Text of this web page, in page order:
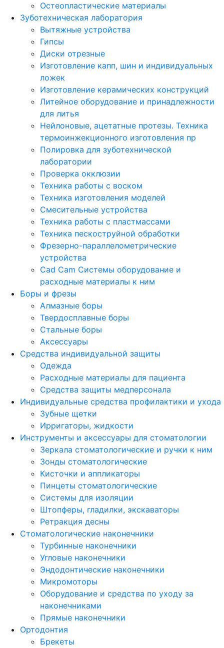
Остеопластические материалы
Зуботехническая лаборатория
Вытяжные устройства
Гипсы
Диски отрезные
Изготовление капп, шин и индивидуальных
ложек
Изготовление керамических конструкций
Литейное оборудование и принадлежности
для литья
Нейлоновые, ацетатные протезы. Техника
термоинжекционного изготовления пр
Полировка для зуботехнической
лаборатории
Проверка окклюзии
Техника работы с воском
Техника изготовления моделей
Смесительные устройства
Техника работы с пластмассами
Техника пескоструйной обработки
Фрезерно-параллелометрические
устройства
Cad Cam Системы оборудование и
расходные материалы к ним
Боры и фрезы
Алмазные боры
Твердосплавные боры
Стальные боры
Аксессуары
Средства индивидуальной защиты
Одежда
Расходные материалы для пациента
Средства защиты медперсонала
Индивидуальные средства профилактики и ухода
Зубные щетки
Ирригаторы, жидкости
Инструменты и аксессуары для стоматологии
Зеркала стоматологические и ручки к ним
Зонды стоматологические
Кисточки и аппликаторы
Пинцеты стоматологические
Системы для изоляции
Штопферы, гладилки, экскаваторы
Ретракция десны
Стоматологические наконечники
Турбинные наконечники
Угловые наконечники
Эндодонтические наконечники
Микромоторы
Оборудование и средства по уходу за
наконечниками
Прямые наконечники
Ортодонтия
Брекеты